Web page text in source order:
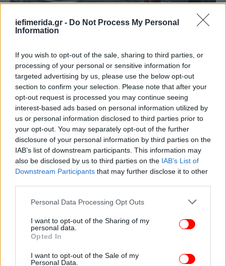
iefimerida.gr - Do Not Process My Personal
Information
If you wish to opt-out of the sale, sharing to third parties, or
processing of your personal or sensitive information for
targeted advertising by us, please use the below opt-out
section to confirm your selection. Please note that after your
opt-out request is processed you may continue seeing
interest-based ads based on personal information utilized by
us or personal information disclosed to third parties prior to
your opt-out. You may separately opt-out of the further
disclosure of your personal information by third parties on the
IAB’s list of downstream participants. This information may
also be disclosed by us to third parties on the IAB’s List of
Downstream Participants that may further disclose it to other
Please note that this website/app uses one or more Google
not limited to your visit or usage behaviour. You may click to
grant or deny consent to Google and its third-party tags to
use your data for below specified purposes in below Google
consent section.
Personal Data Processing Opt Outs
I want to opt-out of the Sharing of my
personal data.
Opted In
I want to opt-out of the Sale of my
Personal Data.
«Συνομιλία» με τον Καβάφη
Το γλυπτό φωτίζεται από τη διακεκριμένη Ελληνίδα σχεδιάστρια
φωτισμών Ελευθερία Ντεκώ